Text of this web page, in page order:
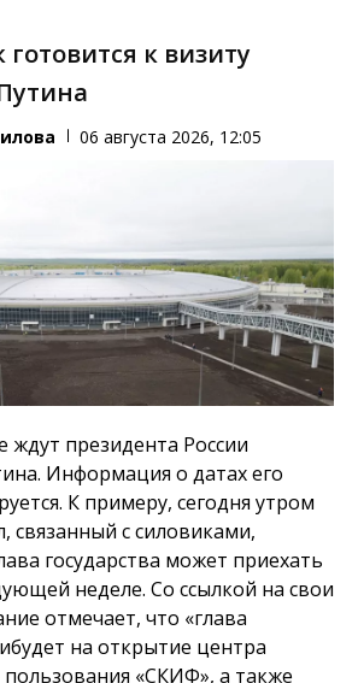
к визиту
06 августа 2026, 12:05
ждут президента России
Информация о датах его
К примеру, сегодня утром
связанный с силовиками,
государства может приехать
неделе. Со ссылкой на свои
отмечает, что «глава
на открытие центра
пользования «СКИФ», а также